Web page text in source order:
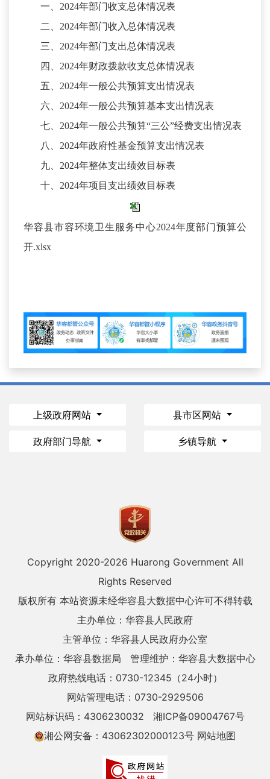
一、 2024年部门收支总体情况表
二、 2024年部门收入总体情况表
三、 2024年部门支出总体情况表
四、 2024年财政拨款收支总体情况表
五、 2024年一般公共预算支出情况表
六、 2024年一般公共预算基本支出情况表
七、 2024年一般公共预算“三公”经费支出情况表
八、 2024年政府性基金预算支出情况表
九、 2024年整体支出绩效目标表
十、 2024年项目支出绩效目标表
华容县市容环境卫生服务中心2024年度部门预算公
开.xlsx
上级政府网站 县市区网站
政府部门导航 乡镇导航
Copyright 2020-2026 Huarong Government All
Rights Reserved
版权所有 本站资源未经华容县大数据中心许可不得转载
主办单位：华容县人民政府
主管单位：华容县人民政府办公室
承办单位：华容县数据局
管理维护：华容县大数据中心
政府热线电话：0730-12345（24小时）
网站管理电话：0730-2929506
网站标识码：4306230032
湘ICP备09004767号
湘公网安备：43062302000123号 网站地图